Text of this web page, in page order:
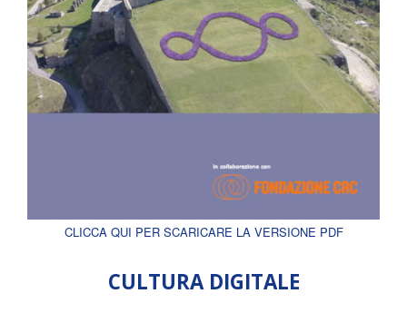
CLICCA QUI PER SCARICARE LA VERSIONE PDF
CULTURA DIGITALE